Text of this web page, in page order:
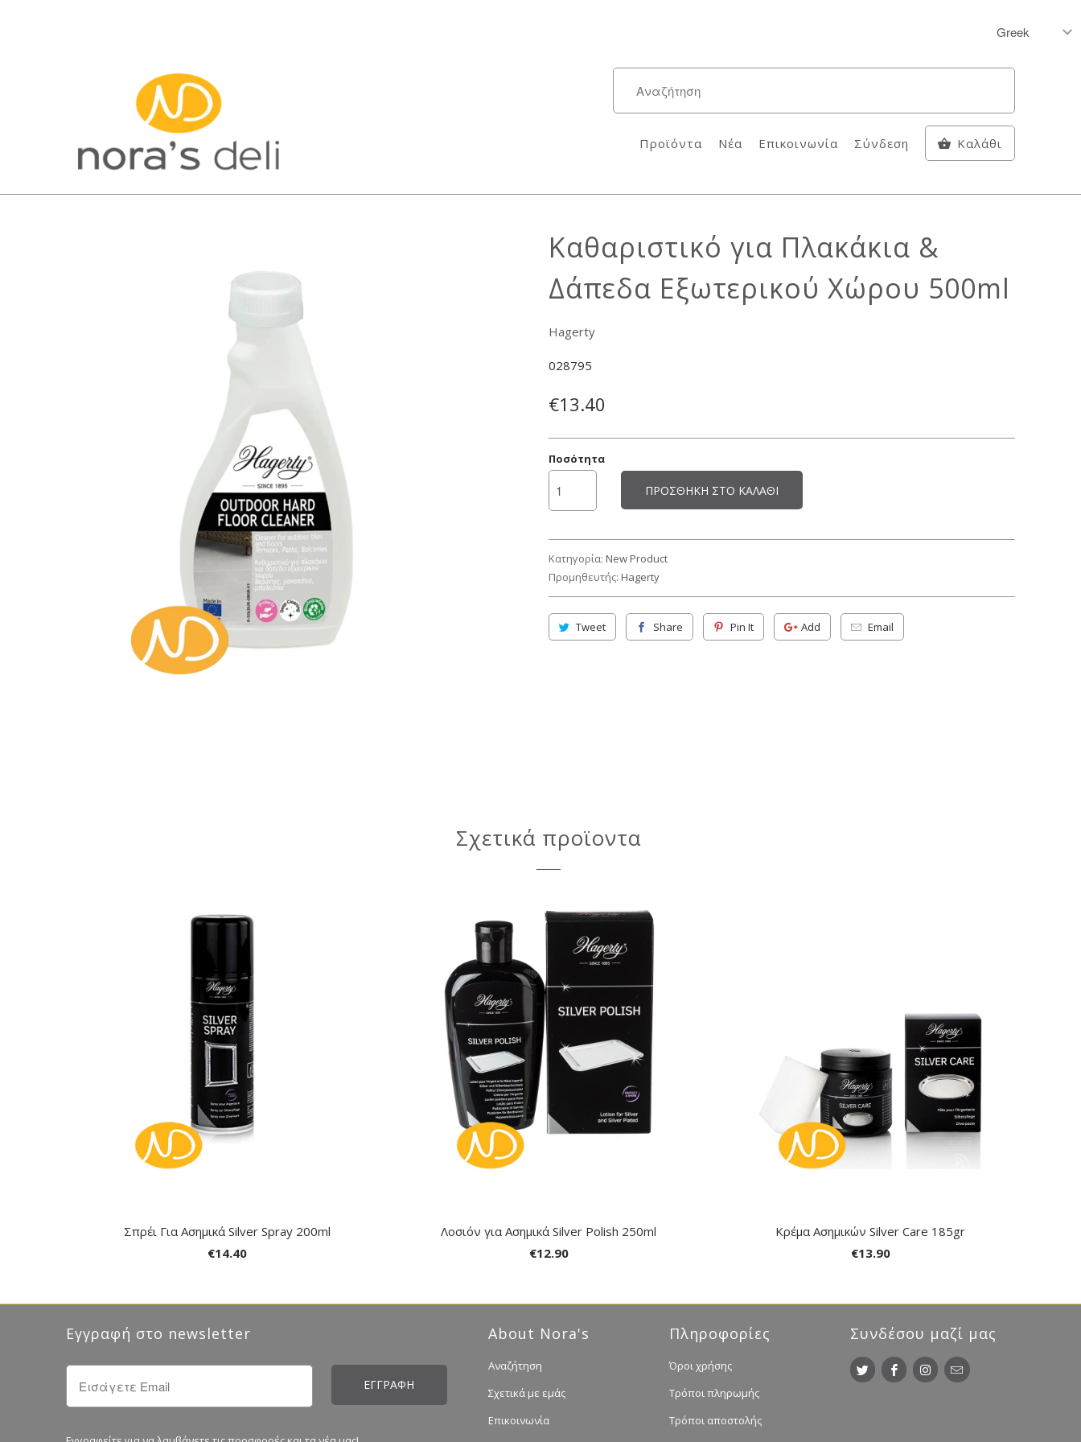
Προϊόντα Νέα Επικοινωνία Σύνδεση Καλάθι
Καθαριστικό για Πλακάκια &
Δάπεδα Εξωτερικού Χώρου 500ml
Hagerty
028795
€13.40
Ποσότητα
ΠΡΟΣΘΉΚΗ ΣΤΟ ΚΑΛΆΘΙ
Κατηγορία: New Product
Προμηθευτής: Hagerty
Tweet Share Pin It Add Email
Σχετικά προϊοντα
Σπρέι Για Ασημικά Silver Spray 200ml
€14.40
Λοσιόν για Ασημικά Silver Polish 250ml
€12.90
Κρέμα Ασημικών Silver Care 185gr
€13.90
Εγγραφή στο newsletter About Nora's
Αναζήτηση
Σχετικά με εμάς
Επικοινωνία
Πληροφορίες
Όροι χρήσης
Τρόποι πληρωμής
Τρόποι αποστολής
Συνδέσου μαζί μας